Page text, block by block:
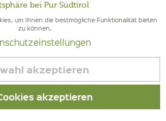
- SÜDTIROLER HERKUNFT & GEPRÜFTE
QUALITÄT
Aktiv
Inaktiv
Inaktiv
bei Pur Südtirol
um Ihnen die bestmögliche Funktionalität bieten
zu können.
akzeptieren
akzeptieren